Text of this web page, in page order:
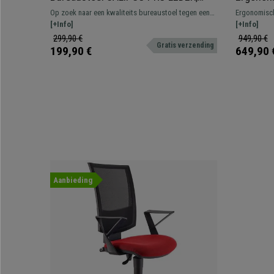
Verstelbare Rugleuning en
Armleuningen, Metalen Onderstel,
Grijs
Op zoek naar een kwaliteits bureaustoel tegen een
overslaanbare prijs? Dit comfortabel, degelijk model
is ideaal voor dagelijks gebruik. Beschikbaar in
verschillende kleuren.
[+Info]
299,90 €
199,90 € Gratis verzending
Groene
[+Info]
949,90 €
649,90
Aanbieding